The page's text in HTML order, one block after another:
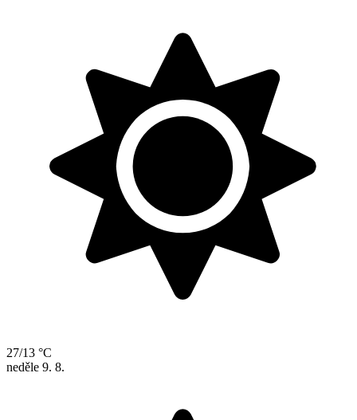
27/13 °C
neděle 9. 8.